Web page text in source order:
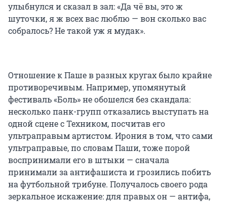
улыбнулся и сказал в зал: «Да чё вы, это ж
шуточки, я ж всех вас люблю — вон сколько вас
собралось? Не такой уж я мудак».
Отношение к Паше в разных кругах было крайне
противоречивым. Например, упомянутый
фестиваль «Боль» не обошелся без скандала:
несколько панк-групп отказались выступать на
одной сцене с Техником, посчитав его
ультраправым артистом. Ирония в том, что сами
ультраправые, по словам Паши, тоже порой
воспринимали его в штыки — сначала
принимали за антифашиста и грозились побить
на футбольной трибуне. Получалось своего рода
зеркальное искажение: для правых он — антифа,